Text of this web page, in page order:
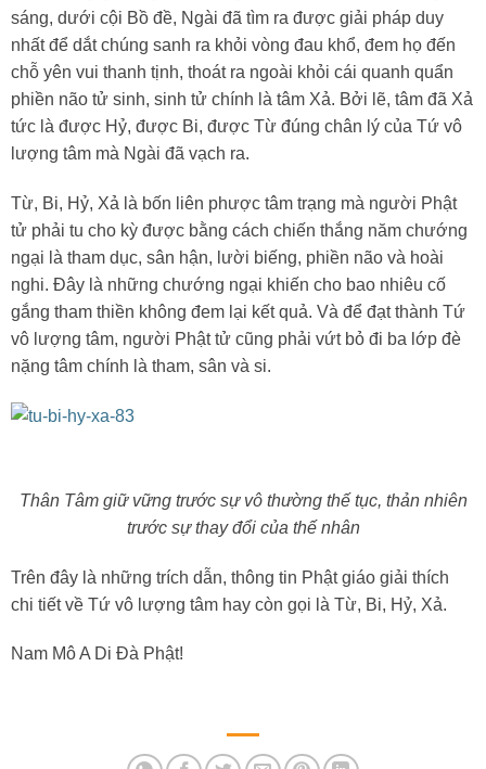
sáng, dưới cội Bồ đề, Ngài đã tìm ra được giải pháp duy
nhất để dắt chúng sanh ra khỏi vòng đau khổ, đem họ đến
chỗ yên vui thanh tịnh, thoát ra ngoài khỏi cái quanh quẩn
phiền não tử sinh, sinh tử chính là tâm Xả. Bởi lẽ, tâm đã Xả
tức là được Hỷ, được Bi, được Từ đúng chân lý của Tứ vô
lượng tâm mà Ngài đã vạch ra.
Từ, Bi, Hỷ, Xả là bốn liên phược tâm trạng mà người Phật
tử phải tu cho kỳ được bằng cách chiến thắng năm chướng
ngại là tham dục, sân hận, lười biếng, phiền não và hoài
nghi. Đây là những chướng ngại khiến cho bao nhiêu cố
gắng tham thiền không đem lại kết quả. Và để đạt thành Tứ
vô lượng tâm, người Phật tử cũng phải vứt bỏ đi ba lớp đè
nặng tâm chính là tham, sân và si.
Thân Tâm giữ vững trước sự vô thường thế tục, thản nhiên
trước sự thay đổi của thế nhân
Trên đây là những trích dẫn, thông tin Phật giáo giải thích
chi tiết về Tứ vô lượng tâm hay còn gọi là Từ, Bi, Hỷ, Xả.
Nam Mô A Di Đà Phật!